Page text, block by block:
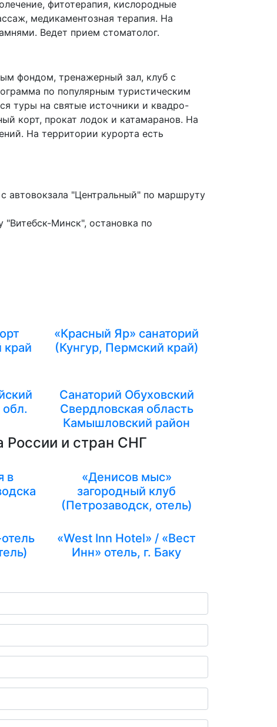
фитотерапия, кислородные
медикаментозная терапия. На
Ведет прием стоматолог.
фондом, тренажерный зал, клуб с
по популярным туристическим
туры на святые источники и квадро-
корт, прокат лодок и катамаранов. На
На территории курорта есть
автовокзала "Центральный" по маршруту
Минск", остановка по
«Красный Яр» санаторий
(Кунгур, Пермский край)
обл.
Санаторий Обуховский
Свердловская область
Камышловский район
России и стран СНГ
в
«Денисов мыс»
загородный клуб
(Петрозаводск, отель)
«West Inn Hotel» / «Вест
Инн» отель, г. Баку